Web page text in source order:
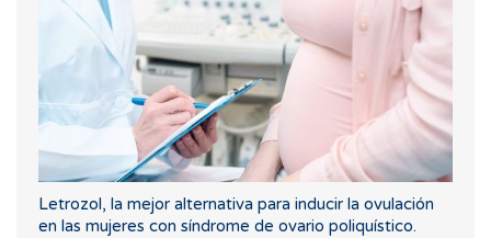
Letrozol, la mejor alternativa para inducir la ovulación
en las mujeres con síndrome de ovario poliquístico.